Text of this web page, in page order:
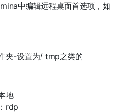
中编辑远程桌面首选项，如
夹-设置为/ tmp之类的
地
rdp